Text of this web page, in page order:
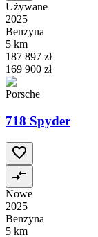
Używane
2025
Benzyna
5 km
187 897 zł
169 900 zł
Porsche
718 Spyder
Nowe
2025
Benzyna
5 km